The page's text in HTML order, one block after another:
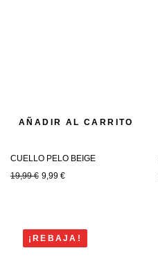
AÑADIR AL CARRITO
CUELLO PELO BEIGE
19,99€ 9,99 €
¡REBAJA!